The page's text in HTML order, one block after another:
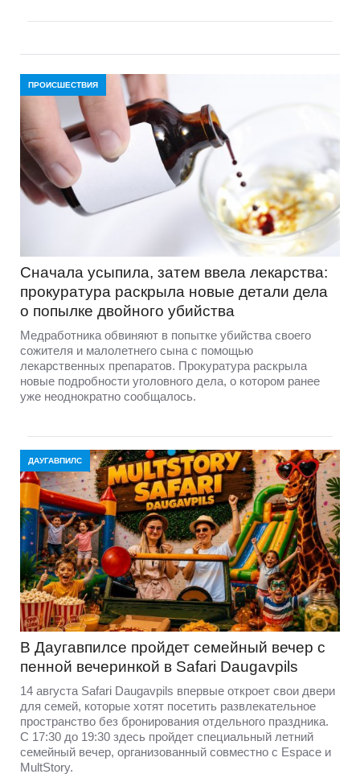
ПРОИСШЕСТВИЯ
Сначала усыпила, затем ввела лекарства:
прокуратура раскрыла новые детали дела
о попылке двойного убийства
Медработника обвиняют в попытке убийства своего
сожителя и малолетнего сына с помощью
лекарственных препаратов. Прокуратура раскрыла
новые подробности уголовного дела, о котором ранее
уже неоднократно сообщалось.
ДАУГАВПИЛС
В Даугавпилсе пройдет семейный вечер с
пенной вечеринкой в Safari Daugavpils
14 августа Safari Daugavpils впервые откроет свои двери
для семей, которые хотят посетить развлекательное
пространство без бронирования отдельного праздника.
С 17:30 до 19:30 здесь пройдет специальный летний
семейный вечер, организованный совместно с Espace и
MultStory.